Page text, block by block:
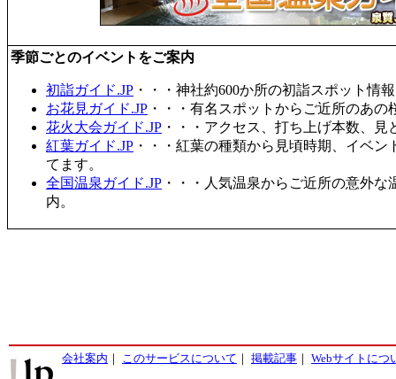
季節ごとのイベントをご案内
初詣ガイド.JP ・・・神社約600か所の初詣スポット情
お花見ガイド.JP ・・・有名スポットからご近所のあ
花火大会ガイド.JP ・・・アクセス、打ち上げ本数、
紅葉ガイド.JP ・・・紅葉の種類から見頃時期、イベ
てます。
全国温泉ガイド.JP ・・・人気温泉からご近所の意外
内。
会社案内 ｜ このサービスについて ｜ 掲載記事 ｜ Webサイトにつ